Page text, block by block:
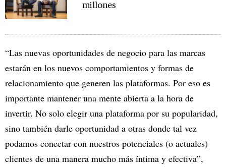
millones
“Las nuevas oportunidades de negocio para las marcas
estarán en los nuevos comportamientos y formas de
relacionamiento que generen las plataformas. Por eso es
importante mantener una mente abierta a la hora de
invertir. No solo elegir una plataforma por su popularidad,
sino también darle oportunidad a otras donde tal vez
podamos conectar con nuestros potenciales (o actuales)
clientes de una manera mucho más íntima y efectiva”,